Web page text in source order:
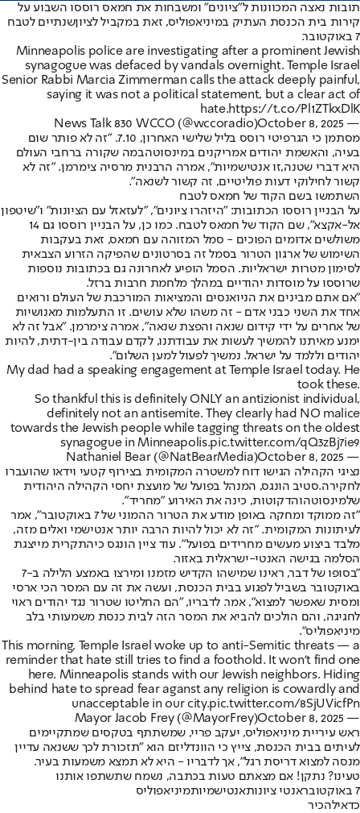
תובות נאצה המכוונות ל"ציונים" ומשבחות את חמאס רוססו השבוע על
קירות בית הכנסת העתיק במיניאפוליס, זאת במקביל לציוןשנתיים לטבח
7 באוקטובר
.
Minneapolis police are investigating after a prominent Jewish
synagogue was defaced by vandals overnight. Temple Israel
Senior Rabbi Marcia Zimmerman calls the attack deeply painful,
saying it was not a political statement, but a clear act of
hate.https://t.co/Pl1ZTkxDlK
— News Talk 830 WCCO (@wccoradio)
October 8, 2025
מסתמן כי הגרפיטי רוסס בליל שלישי האחרון, 7.10. "זה לא פותר שום
בעיה, והאשמת יהודים אמריקנים במינסוטהבמה שקורה ברחבי העולם
היא דברי שטנה,זו אנטישמיות", אמרה הרבנית מרסיה צימרמן. "זה לא
קשור לחילוקי דעות פוליטיים, זה קשור לשנאה".
השתמשו בשם הקוד של חמאס לטבח
על הבניין רוססו הכתובות: "היזהרו ציונים", "לעזאזל עם הציונות" ו"שיטפון
אל-אקצא", שם הקוד של חמאס לטבח. כמו כן, על הבניין רוססו גם 14
משולשים אדומים הפוכים - סמל המזוהה עם חמאס, זאת בעקבות
השימוש של ארגון הטרור בסמל זה בסרטונים שהפיקה הזרוע הצבאית
לסימון מטרות ישראליות. הסמל הופיע לאחרונה גם בכתובות נוספות
שרוססו על מוסדות יהודיים במהלך מלחמת חרבות ברזל.
"אם אתם מבינים את הניואנסים והמציאות המורכבת של העולם ורואים
אחד את השני כבני אדם - זה משהו שלא עושים. זו התעלמות מאנושיות
של אחרים על ידי קידום שנאה והפצת שנאה", אמרה צימרמן. "אבל זה לא
ימנע מאיתנו להמשיך לעשות את עבודתנו, לקדם עבודה בין-דתית, להיות
יהודים וללמד על ישראל. נמשיך לפעול למען השלום".
My dad had a speaking engagement at Temple Israel today. He
took these.
So thankful this is definitely ONLY an antizionist individual,
definitely not an antisemite. They clearly had NO malice
towards the Jewish people while tagging threats on the oldest
synagogue in Minneapolis.pic.twitter.com/qQ3zBj7ie9
— Nathaniel Bear (@NatBearMedia)
October 8, 2025
נציגי הקהילה הגישו דוח למשטרה המקומית בצירוף קטעי וידאו שהועברו
לחקירה.סטיב הונגס, המנהל בפועל של מועצת יחסי הקהילה היהודית
שלמינסוטהוהדקוטות, כינה את האירוע "מחריד".
"זה ממוקד ומחקה באופן מודע את הטרור ההמוני של 7 באוקטובר", אמר
לעיתונות המקומית. "זה לא יכול להיות הרבה יותר אנטישמי ואלים מזה,
מלבד ביצוע מעשים מחרידים בפועל". עוד ציין הונגס כיהתקרית מייצגת
הסלמה בגישה האנטי-ישראלית באזור.
"בסופו של דבר, ראינו שמישהו הקדיש מזמנו ומירצו באמצע הלילה ב-7
באוקטובר בשביל לפגוע בבית הכנסת, ועשה את זה עם המסר הכי ארסי
ומסית שאפשר למצוא", אמר. לדבריו, "הם החליטו שטרור נגד יהודים ראוי
לחגיגה, והם הולכים להביא את המסר הזה לבית כנסת משמעותי בלב
מיניאפוליס".
This morning, Temple Israel woke up to anti-Semitic threats — a
reminder that hate still tries to find a foothold. It won’t find one
here. Minneapolis stands with our Jewish neighbors. Hiding
behind hate to spread fear aganst any religion is cowardly and
unacceptable in our city.pic.twitter.com/8SjUVicfPn
— Mayor Jacob Frey (@MayorFrey)
October 8, 2025
ראש עיריית מיניאפוליס, יעקב פריי, שמשתתף בטקסים שמתקיימים
לעיתים בבית הכנסת, צייץ כי הוונדליזם הוא "תזכורת לכך ששנאה עדיין
מנסה למצוא דריסת רגל", אך לדבריו - היא לא תמצא משמעות בעיר.
טעינו? נתקן! אם מצאתם טעות בכתבה, נשמח שתשתפו אותנו
7 באוקטובר
אנטי ציונותאנטישמיותמיניאפוליס
כדאילהכיר